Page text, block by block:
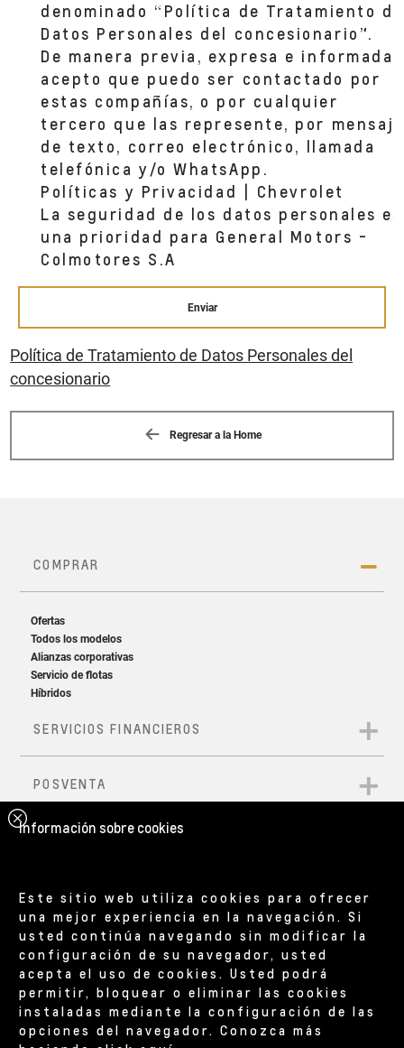
denominado “Política de Tratamiento de
Datos Personales del concesionario”.
De manera previa, expresa e informada,
acepto que puedo ser contactado por
estas compañías, o por cualquier
tercero que las represente, por
de texto, correo electrónico, llamada
telefónica y/o WhatsApp.
Políticas y Privacidad | Chevrolet
La seguridad de los datos personales es
una prioridad para General Motors -
Colmotores S.A
Enviar
Política de Tratamiento de Datos Personales del
concesionario
Regresar a la Home
Información sobre cookies
Este sitio web utiliza cookies para ofrecer
una mejor experiencia en la navegación. Si
usted continúa navegando sin modificar la
configuración de su navegador, usted
acepta el uso de cookies. Usted podrá
permitir, bloquear o eliminar las cookies
instaladas mediante la configuración de las
opciones del navegador. Conozca más